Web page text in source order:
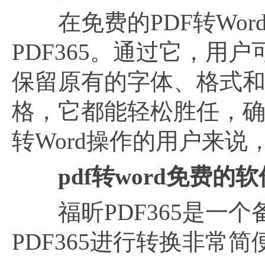
在免费的PDF转Word
PDF365。通过它，用户
保留原有的字体、格式
格，它都能轻松胜任，
转Word操作的用户来说
pdf转word免费的
福昕PDF365是一个
PDF365进行转换非常